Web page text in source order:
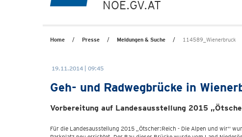
NOE.GV.AT
Home Presse Meldungen & Suche 114589_Wienerbruck
19.11.2014 | 09:45
Geh- und Radwegbrücke in
Vorbereitung auf Landesausstellung 2015
Für die Landesausstellung 2015 „Ötscher:Reich - Die Alpen und wir‘‘